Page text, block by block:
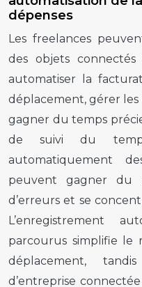
dépenses
Les freelances
des objets
automatiser la
déplacement, gérer les
gagner du temps
de suivi du
automatiquement
peuvent gagner du
d’erreurs et se
L’enregistrement
parcourus simplifie le
déplacement,
d’entreprise